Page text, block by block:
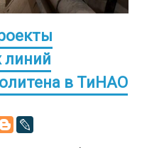
линий
в ТиНАО